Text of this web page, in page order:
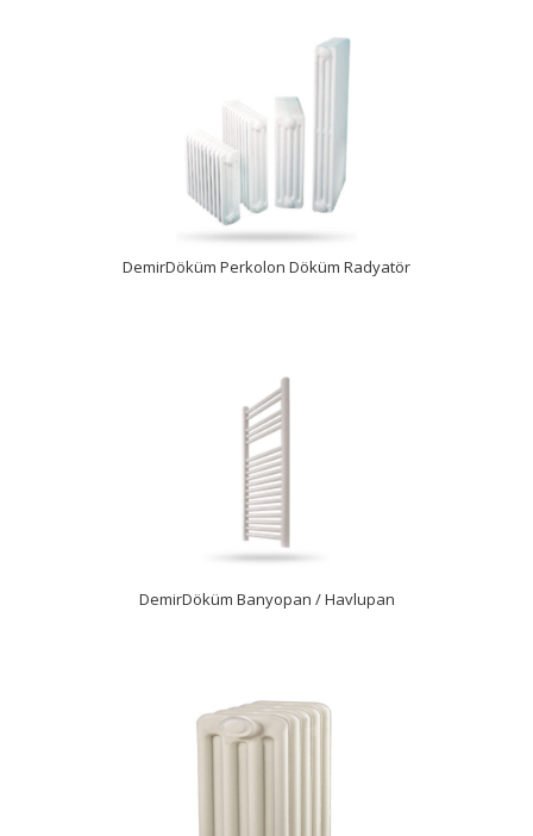
DemirDöküm Perkolon Döküm Radyatör
İncele
DemirDöküm Banyopan / Havlupan